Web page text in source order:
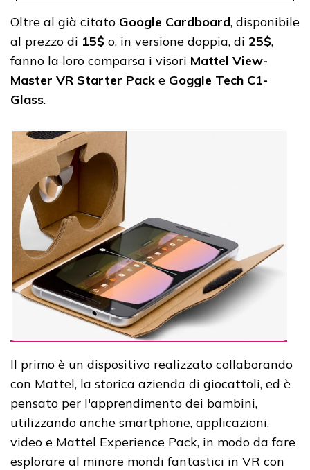
Oltre al già citato Google Cardboard, disponibile
al prezzo di 15$ o, in versione doppia, di 25$,
fanno la loro comparsa i visori Mattel View-
Master VR Starter Pack e Goggle Tech C1-
Glass.
Il primo è un dispositivo realizzato collaborando
con Mattel, la storica azienda di giocattoli, ed è
pensato per l'apprendimento dei bambini,
utilizzando anche smartphone, applicazioni,
video e Mattel Experience Pack, in modo da fare
esplorare al minore mondi fantastici in VR con